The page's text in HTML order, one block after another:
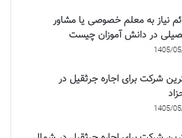
نیاز به معلم خصوصی یا مشاور
در دانش آموزان چیست
1405/
شرکت برای اجاره جرثقیل در
1405/